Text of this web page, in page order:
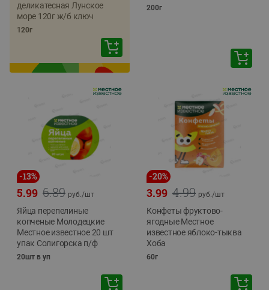
деликатесная Лунское
море 120г ж/б ключ
120г
200г
-13%
6.89
5.99 руб./шт
Яйца перепелиные
копченые Молодецкие
Местное известное 20 шт
упак Солигорска п/ф
20шт в уп
-20%
4.99
3.99 руб./шт
Конфеты фруктово-
ягодные Местное
известное яблоко-тыква
Хоба
60г